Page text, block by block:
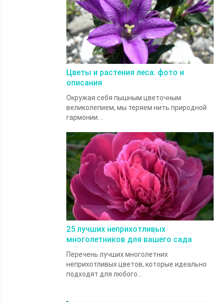
Цветы и растения леса: фото и
описания
Окружая себя пышным цветочным
великолепием, мы теряем нить природной
гармонии....
25 лучших неприхотливых
многолетников для вашего сада
Перечень лучших многолетних
неприхотливых цветов, которые идеально
подходят для любого...